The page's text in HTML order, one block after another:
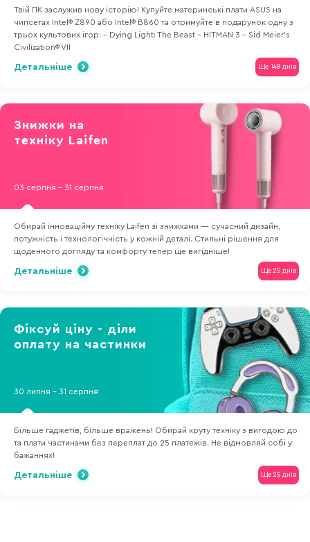
Твій ПК заслужив нову історію! Купуйте материнські плати ASUS на
чипсетах Intel® Z890 або Intel® B860 та отримуйте в подарунок одну з
трьох культових ігор: - Dying Light: The Beast - HITMAN 3 - Sid Meier's
Civilization® VII
Ще 148 днів
Детальніше
Знижки на
техніку Laifen
03 серпня - 31 серпня
Обирай інноваційну техніку Laifen зі знижками — сучасний дизайн,
потужність і технологічність у кожній деталі. Стильні рішення для
щоденного догляду та комфорту тепер ще вигідніше!
Ще 25 днів
Детальніше
Фіксуй ціну - діли
оплату на частинки
30 липня - 31 серпня
Більше гаджетів, більше вражень! Обирай круту техніку з вигодою до
та плати частинами без переплат до 25 платежів. Не відмовляй собі у
бажаннях!
Ще 25 днів
Детальніше